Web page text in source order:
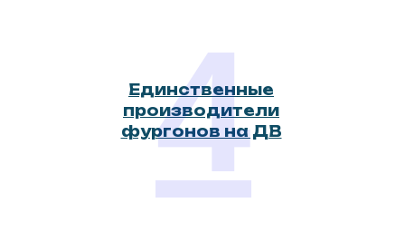
Единственные
производители
фургонов на ДВ
4
Полный цикл производства – от
изготовления надрамника до установки
фургона на шасси
Технология производства бесшовных
сэндвич панелей